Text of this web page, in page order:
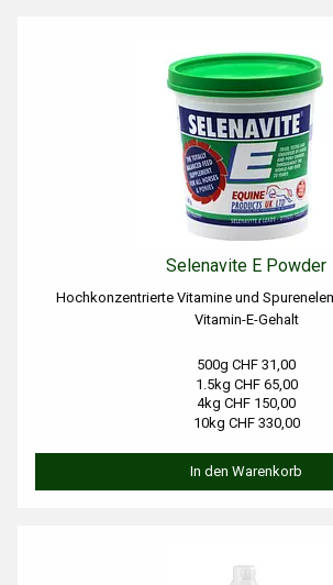
Selenavite E Powder
Hochkonzentrierte Vitamine und
Vitamin-E-Gehalt
500g CHF 31,00
1.5kg CHF 65,00
4kg CHF 150,00
10kg CHF 330,00
In den Warenkorb